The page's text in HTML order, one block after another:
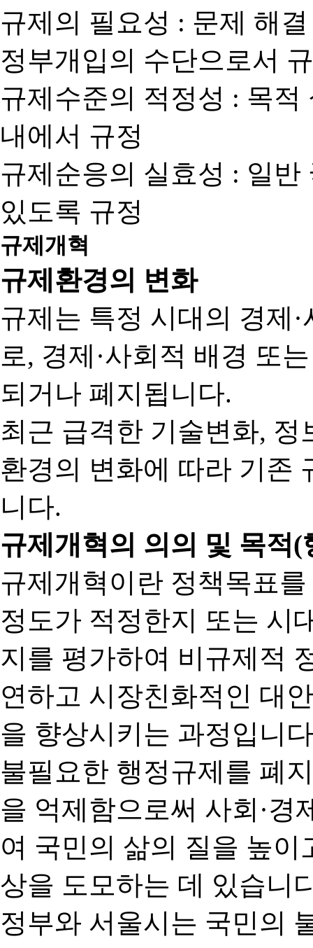
규제의 필요성 : 문제 해
정부개입의 수단으로서
규제수준의 적정성 : 목
내에서 규정
규제순응의 실효성 : 일
있도록 규정
규제개혁
규제환경의 변화
규제는 특정 시대의 경제
로, 경제·사회적 배경 또
되거나 폐지됩니다.
최근 급격한 기술변화,
환경의 변화에 따라 기존
니다.
규제개혁의 의의 및 목적
규제개혁이란 정책목표
정도가 적정한지 또는 시
지를 평가하여 비규제적
연하고 시장친화적인 대
을 향상시키는 과정입니
불필요한 행정규제를 폐
을 억제함으로써 사회·경
여 국민의 삶의 질을 높
상을 도모하는 데 있습니
정부와 서울시는 국민의